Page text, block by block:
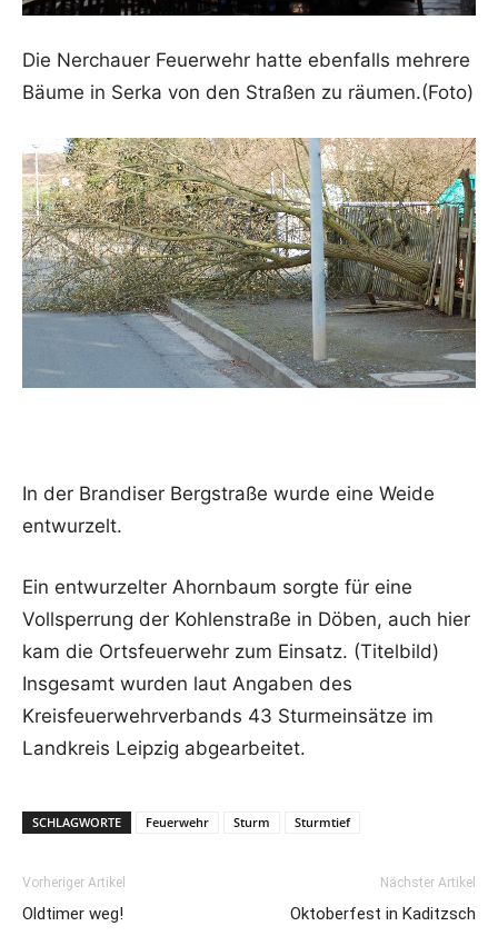
Die Nerchauer Feuerwehr hatte ebenfalls mehrere
Bäume in Serka von den Straßen zu räumen.(Foto)
In der Brandiser Bergstraße wurde eine Weide
entwurzelt.
Ein entwurzelter Ahornbaum sorgte für eine
Vollsperrung der Kohlenstraße in Döben, auch hier
kam die Ortsfeuerwehr zum Einsatz. (Titelbild)
Insgesamt wurden laut Angaben des
Kreisfeuerwehrverbands 43 Sturmeinsätze im
Landkreis Leipzig abgearbeitet.
SCHLAGWORTE Feuerwehr Sturm Sturmtief
Vorheriger Artikel
Oldtimer weg!
Nächster Artikel
Oktoberfest in Kaditzsch